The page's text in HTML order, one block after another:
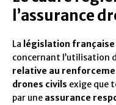
l’assurance
La législation française
concernant l’utilisation
relative au
drones civils exige que
par une assurance